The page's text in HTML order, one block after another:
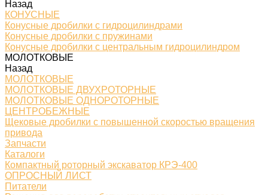
Назад
КОНУСНЫЕ
Конусные дробилки с гидроцилиндрами
Конусные дробилки с пружинами
Конусные дробилки с центральным гидроцилиндром
МОЛОТКОВЫЕ
Назад
МОЛОТКОВЫЕ
МОЛОТКОВЫЕ ДВУХРОТОРНЫЕ
МОЛОТКОВЫЕ ОДНОРОТОРНЫЕ
ЦЕНТРОБЕЖНЫЕ
Щековые дробилки с повышенной скоростью вращения
привода
Запчасти
Каталоги
Компактный роторный экскаватор КРЭ-400
ОПРОСНЫЙ ЛИСТ
Питатели